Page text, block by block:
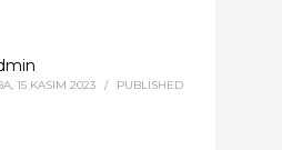
15 KASIM 2023 /
PUBLISHED